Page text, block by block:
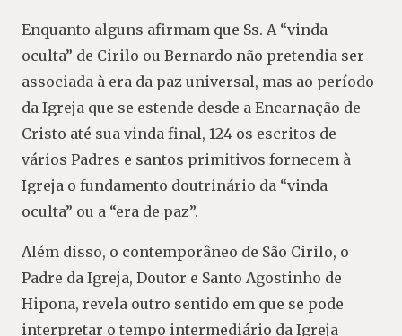
Enquanto alguns afirmam que Ss. A “vinda
oculta” de Cirilo ou Bernardo não pretendia ser
associada à era da paz universal, mas ao período
da Igreja que se estende desde a Encarnação de
Cristo até sua vinda final, 124 os escritos de
vários Padres e santos primitivos fornecem à
Igreja o fundamento doutrinário da “vinda
oculta” ou a “era de paz”.
Além disso, o contemporâneo de São Cirilo, o
Padre da Igreja, Doutor e Santo Agostinho de
Hipona, revela outro sentido em que se pode
interpretar o tempo intermediário da Igreja